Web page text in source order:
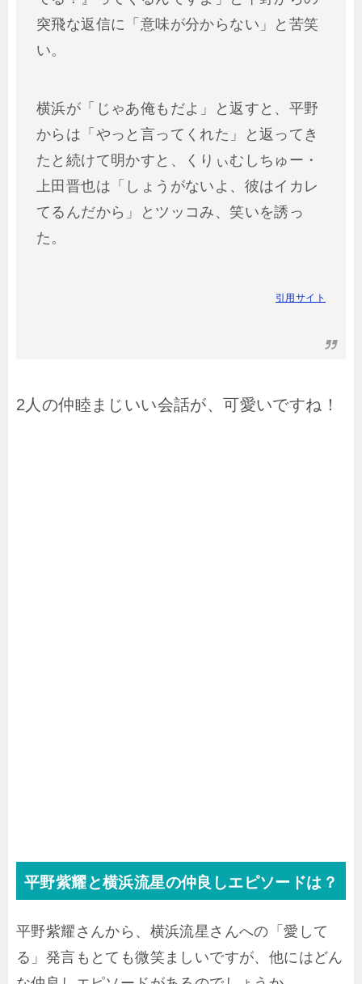
突飛な返信に「意味が分からない」と苦笑
い。
横浜が「じゃあ俺もだよ」と返すと、平野
からは「やっと言ってくれた」と返ってき
たと続けて明かすと、くりぃむしちゅー・
上田晋也は「しょうがないよ、彼はイカレ
てるんだから」とツッコみ、笑いを誘っ
た。
引用サイト
2人の仲睦まじいい会話が、可愛いですね！
平野紫耀と横浜流星の仲良しエピソードは？
平野紫耀さんから、横浜流星さんへの「愛して
る」発言もとても微笑ましいですが、他にはどん